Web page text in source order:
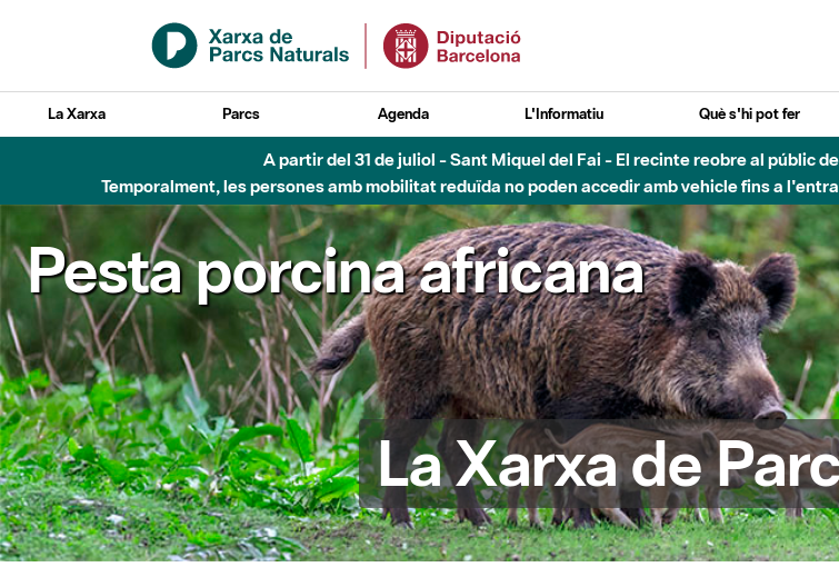
Salta al contingut principal
La Xarxa Parcs Agenda L'Informatiu Què s'hi pot fer
A partir del 31 de juliol - Sant Miquel del Fai - El recinte reobre al públic
Temporalment, les persones amb mobilitat reduïda no poden accedir amb vehicle fins a
Pesta porcina africana
La Xarxa de